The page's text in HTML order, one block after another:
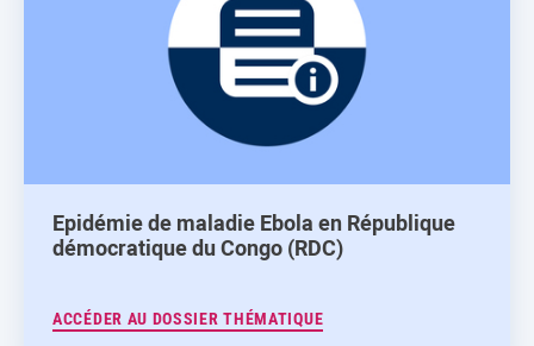
Epidémie de maladie Ebola en République
démocratique du Congo (RDC)
ACCÉDER AU DOSSIER THÉMATIQUE